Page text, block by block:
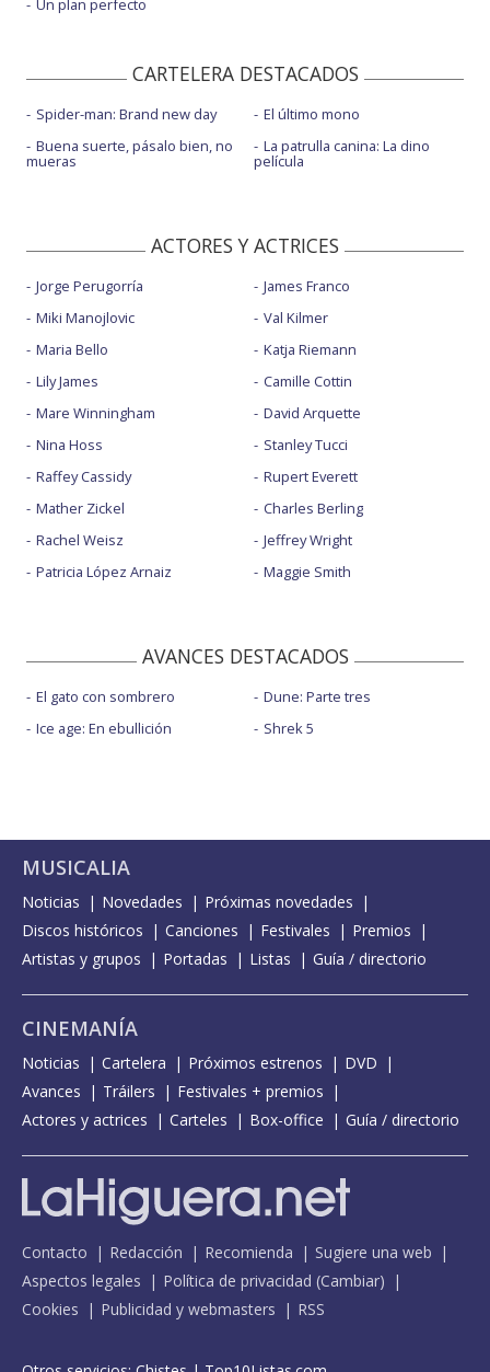
Un plan perfecto
CARTELERA DESTACADOS
Spider-man: Brand new day
Buena suerte, pásalo bien, no
mueras
El último mono
La patrulla canina: La dino
película
ACTORES Y ACTRICES
Jorge Perugorría
Miki Manojlovic
Maria Bello
Lily James
Mare Winningham
Nina Hoss
Raffey Cassidy
Mather Zickel
Rachel Weisz
Patricia López Arnaiz
James Franco
Val Kilmer
Katja Riemann
Camille Cottin
David Arquette
Stanley Tucci
Rupert Everett
Charles Berling
Jeffrey Wright
Maggie Smith
AVANCES DESTACADOS
El gato con sombrero
Ice age: En ebullición
Dune: Parte tres
Shrek 5
MUSICALIA
Noticias Novedades
Próximas novedades
Discos históricos
Canciones Festivales
Premios
Artistas y grupos
Portadas Listas Guía / directorio
CINEMANÍA
Noticias Cartelera Próximos estrenos
DVD
Avances
Tráilers
Festivales + premios
Actores y actrices
Carteles Box-office Guía / directorio
Contacto Redacción Recomienda
Sugiere una web
Aspectos legales
Política de privacidad (Cambiar)
Cookies
Publicidad y webmasters RSS